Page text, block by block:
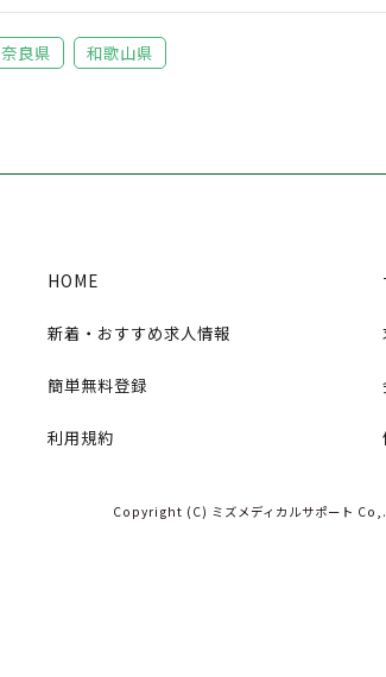
奈良県 和歌山県
HOME
新着・おすすめ求人情報
簡単無料登録
利用規約
Copyright (C) ミズメディカルサポート